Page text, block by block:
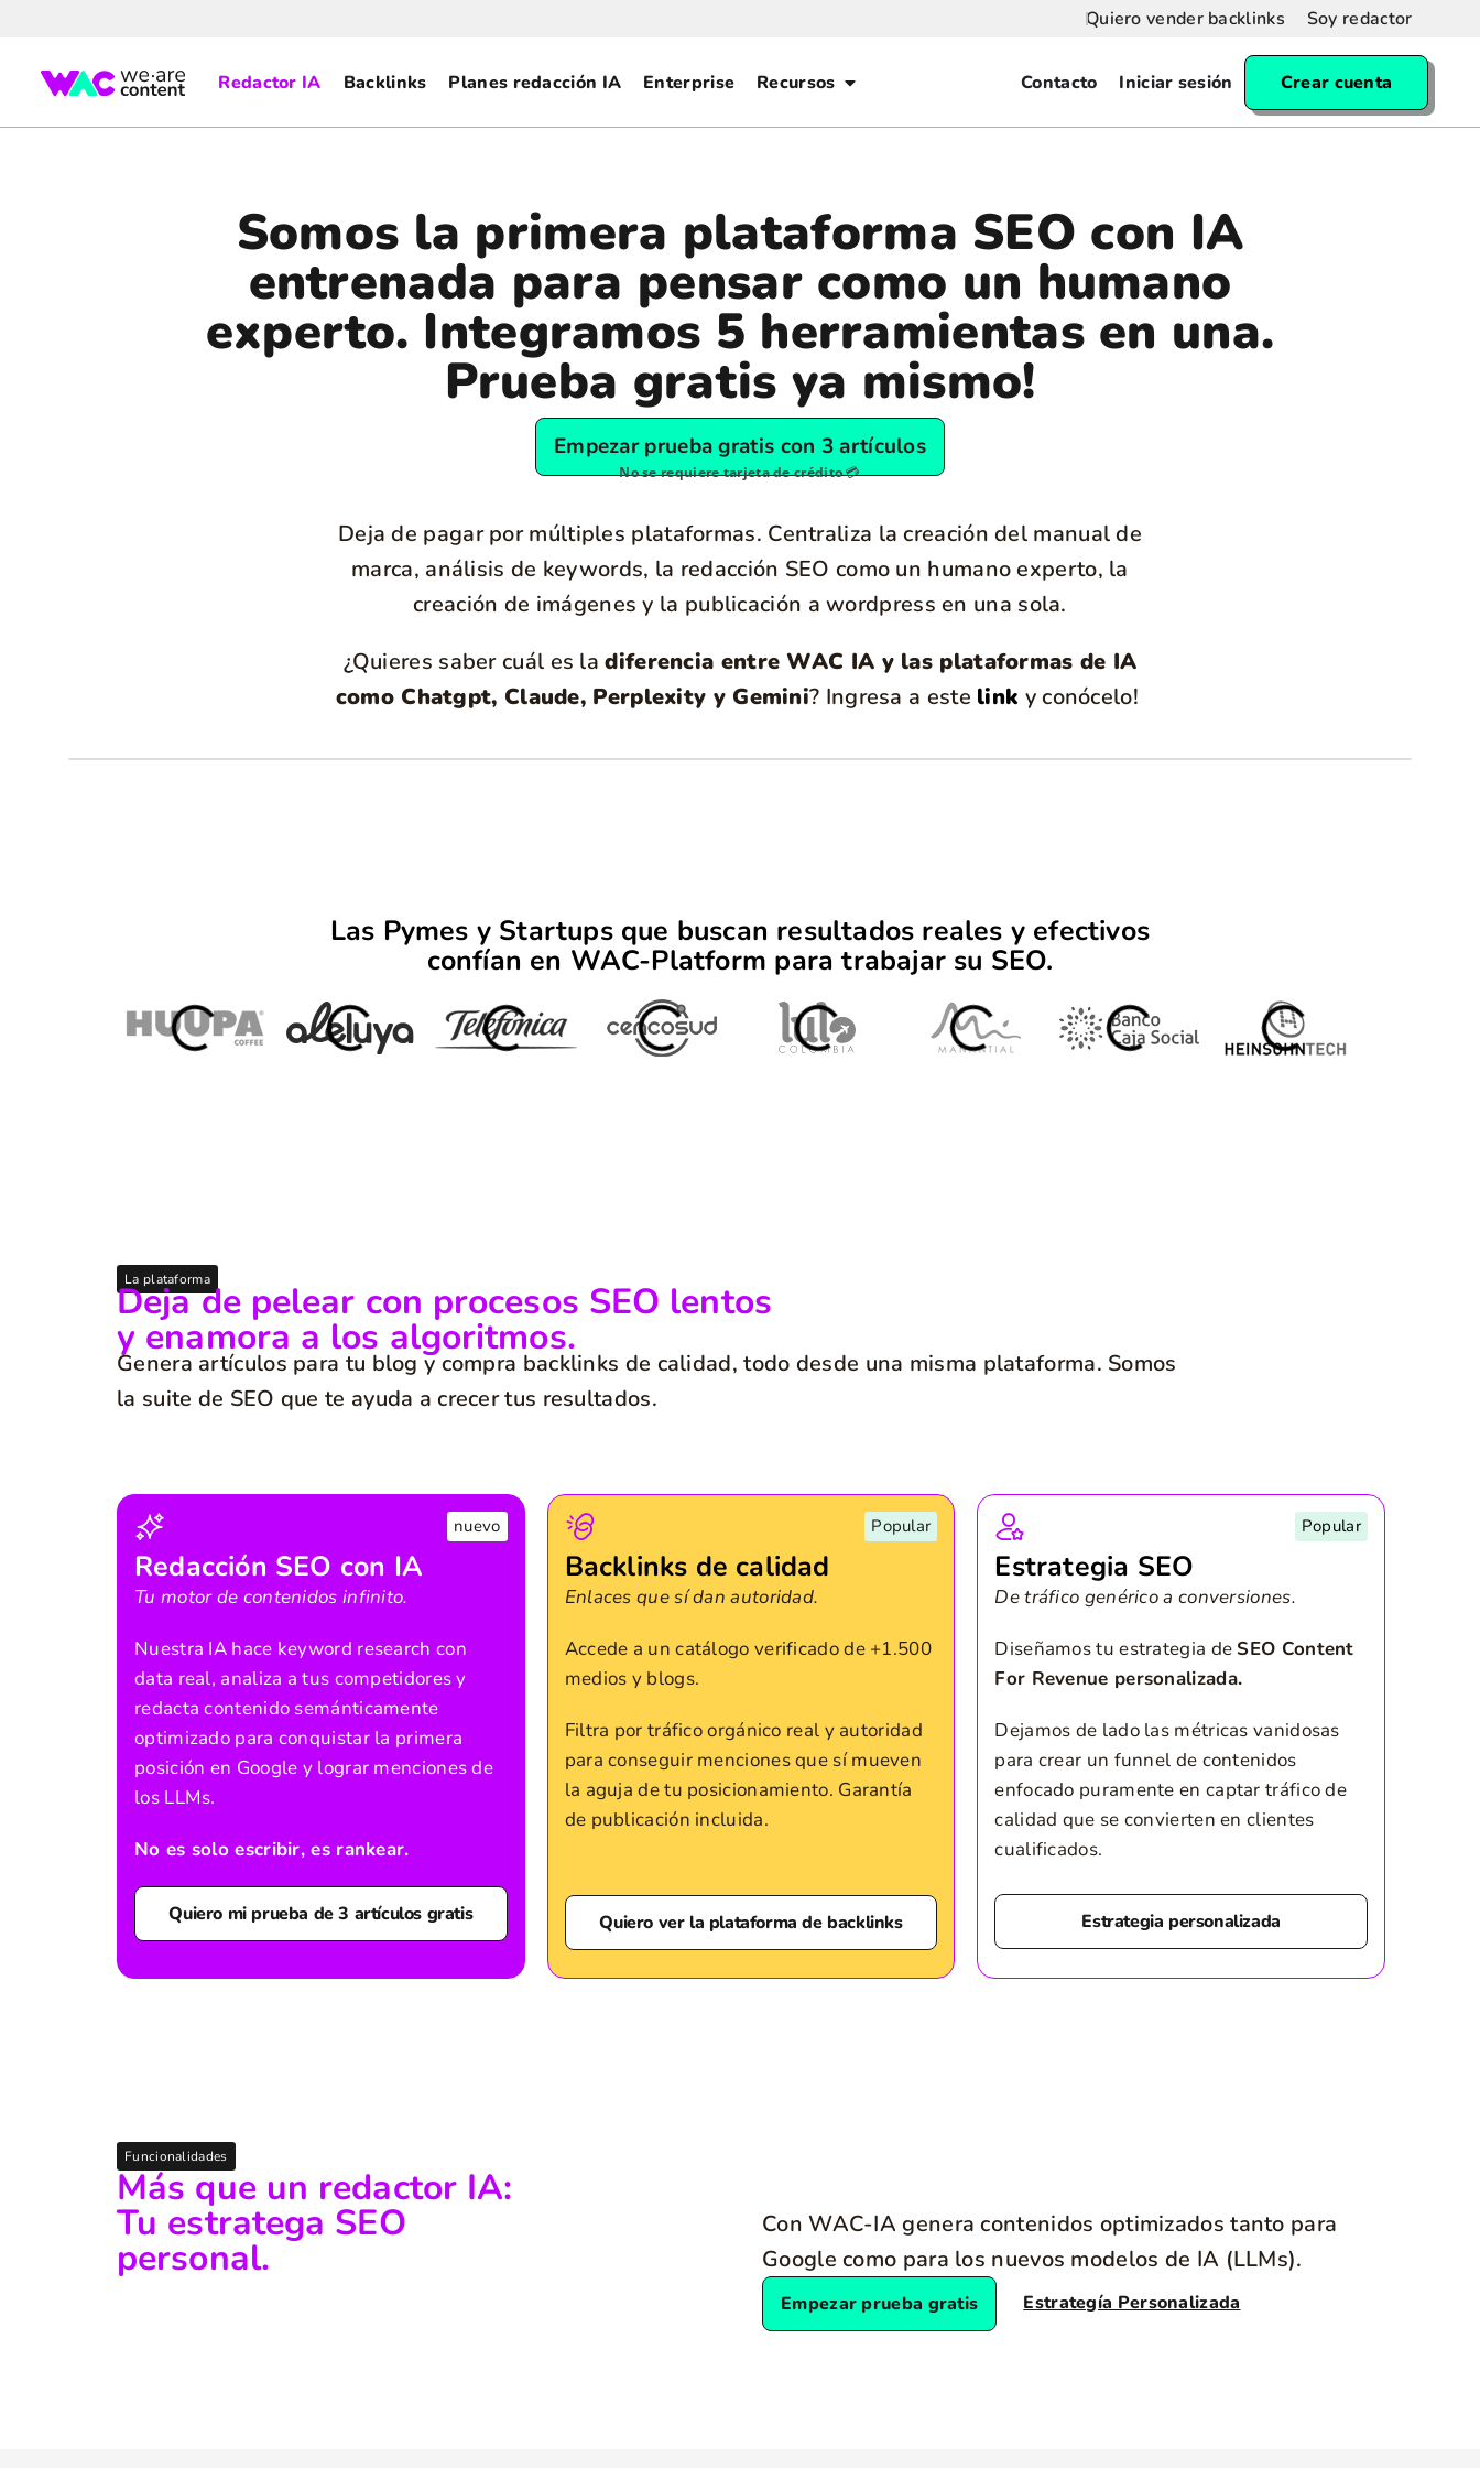
Quiero vender backlinks Soy redactor
Redactor IA Backlinks Planes redacción IA Enterprise Recursos Contacto Iniciar sesión Crear cuenta
Somos la primera plataforma SEO con IA
entrenada para pensar como un humano
experto. Integramos 5 herramientas en una.
Prueba gratis ya mismo!
Empezar prueba gratis con 3 artículos
No se requiere tarjeta de crédito💳
Deja de pagar por múltiples plataformas. Centraliza la creación del manual de
marca, análisis de keywords, la redacción SEO como un humano experto, la
creación de imágenes y la publicación a wordpress en una sola.
¿Quieres saber cuál es ladiferencia entre WAC IA y las plataformas de IA
como Chatgpt, Claude, Perplexity y Gemini? Ingresa a este link y conócelo!
Las Pymes y Startups que buscan resultados reales y efectivos
confían en WAC-Platform para trabajar su SEO.
La plataforma
Deja de pelear con procesos SEO lentos
y enamora a los algoritmos.
Genera artículos para tu blog y compra backlinks de calidad, todo desde una misma plataforma. Somos
la suite de SEO que te ayuda a crecer tus resultados.
nuevo
Redacción SEO con IA
Tu motor de contenidos infinito.
Nuestra IA hace keyword research con
data real, analiza a tus competidores y
redacta contenido semánticamente
optimizado para conquistar la primera
posición en Google y lograr menciones de
los LLMs.
No es solo escribir, es rankear.
Quiero mi prueba de 3 artículos gratis
Popular
Backlinks de calidad
Enlaces que sí dan autoridad.
Accede a un catálogo verificado de +1.500
medios y blogs.
Filtra por tráfico orgánico real y autoridad
para conseguir menciones que sí mueven
la aguja de tu posicionamiento. Garantía
de publicación incluida.
Quiero ver la plataforma de backlinks
Popular
Estrategia SEO
De tráfico genérico a conversiones.
Diseñamos tu estrategia de SEO Content
For Revenue personalizada.
Dejamos de lado las métricas vanidosas
para crear un funnel de contenidos
enfocado puramente en captar tráfico de
calidad que se convierten en clientes
cualificados.
Estrategia personalizada
Funcionalidades
Más que un redactor IA:
Tu estratega SEO
personal.
Con WAC-IA genera contenidos optimizados tanto para
Google como para los nuevos modelos de IA (LLMs).
Empezar prueba gratis Estrategía Personalizada